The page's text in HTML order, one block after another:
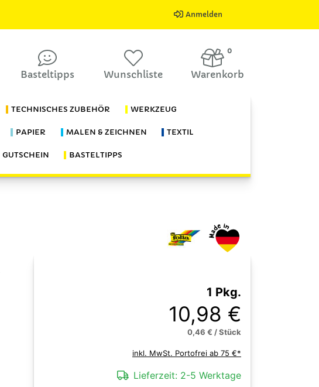
Anmelden
Basteltipps Wunschliste
0
Warenkorb
TECHNISCHES ZUBEHÖR WERKZEUG
PAPIER MALEN & ZEICHNEN TEXTIL
GUTSCHEIN BASTELTIPPS
1 Pkg.
10,98 €
0,46 € / Stück
inkl. MwSt. Portofrei ab 75 €*
Lieferzeit: 2-5 Werktage